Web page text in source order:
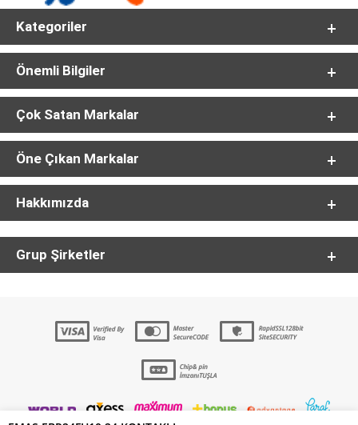
Kategoriler
Önemli Bilgiler
Çok Satan Markalar
Öne Çıkan Markalar
Hakkımızda
Grup Şirketler